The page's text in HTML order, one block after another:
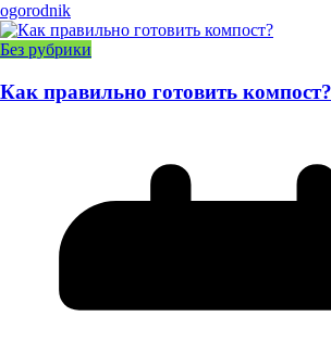
ogorodnik
Без рубрики
Как правильно готовить компост?